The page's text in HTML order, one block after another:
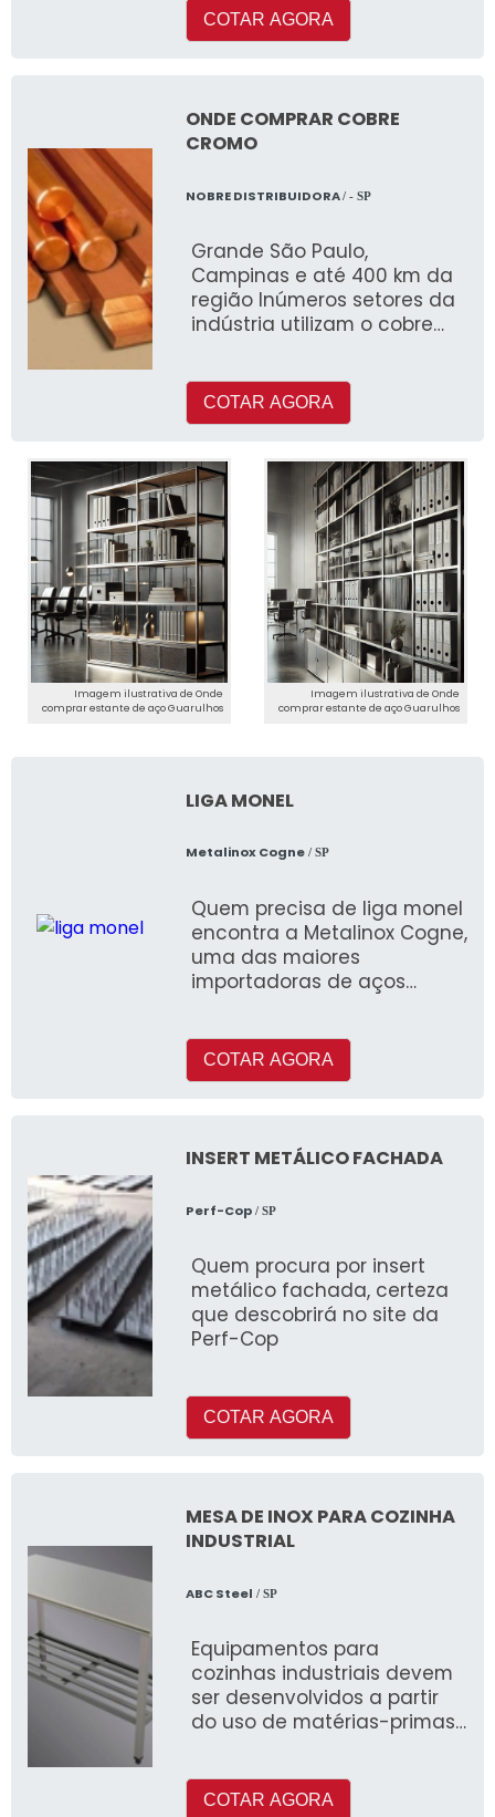
COTAR AGORA
ONDE COMPRAR COBRE
CROMO
NOBRE DISTRIBUIDORA/ - SP
Grande São Paulo,
Campinas e até 400 km da
região Inúmeros setores da
indústria utilizam o cobre
COTAR AGORA
Imagem ilustrativa de Onde
comprar estante de aço Guarulhos
Imagem ilustrativa de Onde
comprar estante de aço Guarulhos
LIGA MONEL
Metalinox Cogne/ SP
Quem precisa de liga monel
encontra a Metalinox Cogne,
uma das maiores
importadoras de aços
COTAR AGORA
INSERT METÁLICO FACHADA
Perf-Cop/ SP
Quem procura por insert
metálico fachada, certeza
que descobrirá no site da
Perf-Cop
COTAR AGORA
MESA DE INOX PARA COZINHA
INDUSTRIAL
ABC Steel / SP
Equipamentos para
cozinhas industriais devem
ser desenvolvidos a partir
do uso de matérias-primas
resistência
COTAR AGORA